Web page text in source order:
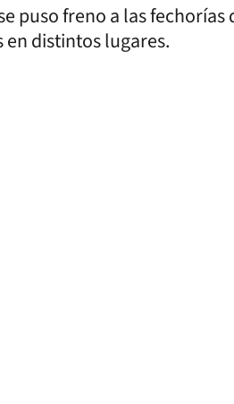
puso freno a las
distintos lugares.